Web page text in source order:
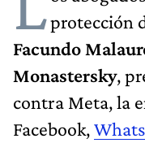
protección
Facundo
Monastersky,
contra Meta, la
Facebook,